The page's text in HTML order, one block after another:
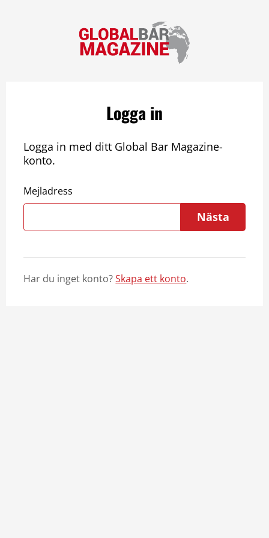
Logga in
Logga in med ditt Global Bar Magazine-
konto.
Mejladress
Nästa
Har du inget konto?Skapa ett konto.